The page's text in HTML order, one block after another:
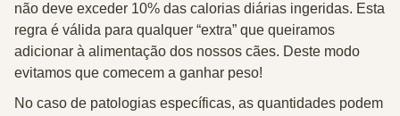
não deve exceder 10% das calorias diárias ingeridas. Esta
regra é válida para qualquer “extra” que queiramos
adicionar à alimentação dos nossos cães. Deste modo
evitamos que comecem a ganhar peso!
No caso de patologias específicas, as quantidades podem